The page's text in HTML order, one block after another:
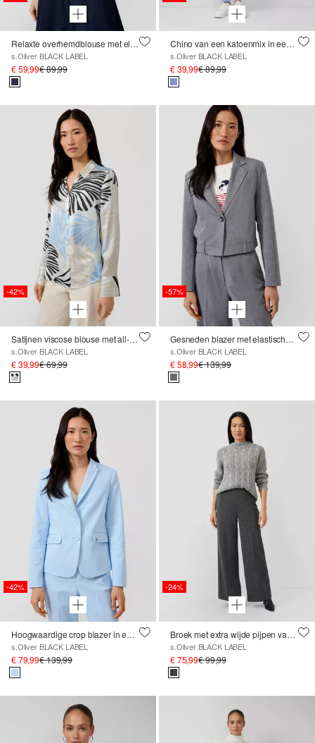
Relaxte overhemdblouse met elastische zoom
s.Oliver BLACK LABEL
€ 59,99€ 89,99
Chino van een katoenmix in een slim fit
s.Oliver BLACK LABEL
€ 39,99€ 89,99
-42%
Satijnen viscose blouse met all-over print en manchetten
s.Oliver BLACK LABEL
€ 39,99€ 69,99
-57%
Gesneden blazer met elastische inzet
s.Oliver BLACK LABEL
€ 58,99€ 139,99
-42%
Hoogwaardige crop blazer in een slanke pasvorm
s.Oliver BLACK LABEL
€ 79,99€ 139,99
-24%
Broek met extra wijde pijpen van viscosemix - elastisch &amp; gevlekt
s.Oliver BLACK LABEL
€ 75,99€ 99,99